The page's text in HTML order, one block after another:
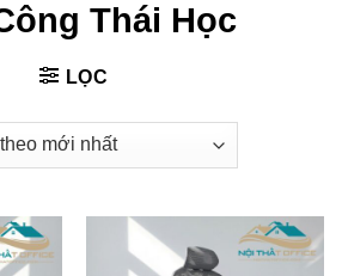
Thái Học
LỌC